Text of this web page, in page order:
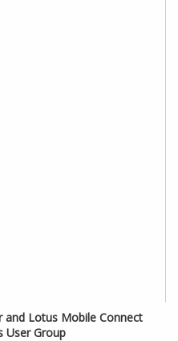
Lotus Mobile Connect
User Group